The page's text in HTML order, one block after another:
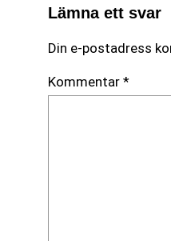
Lämna ett svar
Din e-postadress
Kommentar *